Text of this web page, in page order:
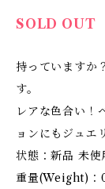
SOLD OUT
持っていますか
す。
レアな色合い！
ョンにもジュエ
状態：新品 未使
重量(Weight)：